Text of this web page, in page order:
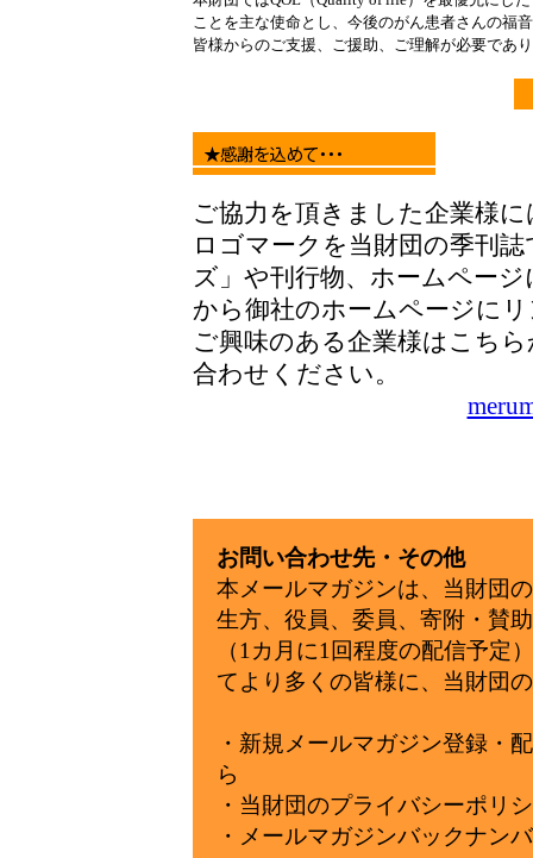
ことを主な使命とし、今後のがん患者さんの福
皆様からのご支援、ご援助、ご理解が必要であ
ご協力を頂きました企業様
ロゴマークを当財団の季刊
ズ」や刊行物、ホームペー
から御社のホームページに
ご興味のある企業様はこち
合わせくださ
お問い合わせ先・その他
本メールマガジンは、当財団
生方、役員、委員、寄附・賛
（1カ月に1回程度の配信予定
てより多くの皆様に、当財団
・新規メールマガジン登録・
ら
・当財団のプライバシーポリ
・メールマガジンバックナン